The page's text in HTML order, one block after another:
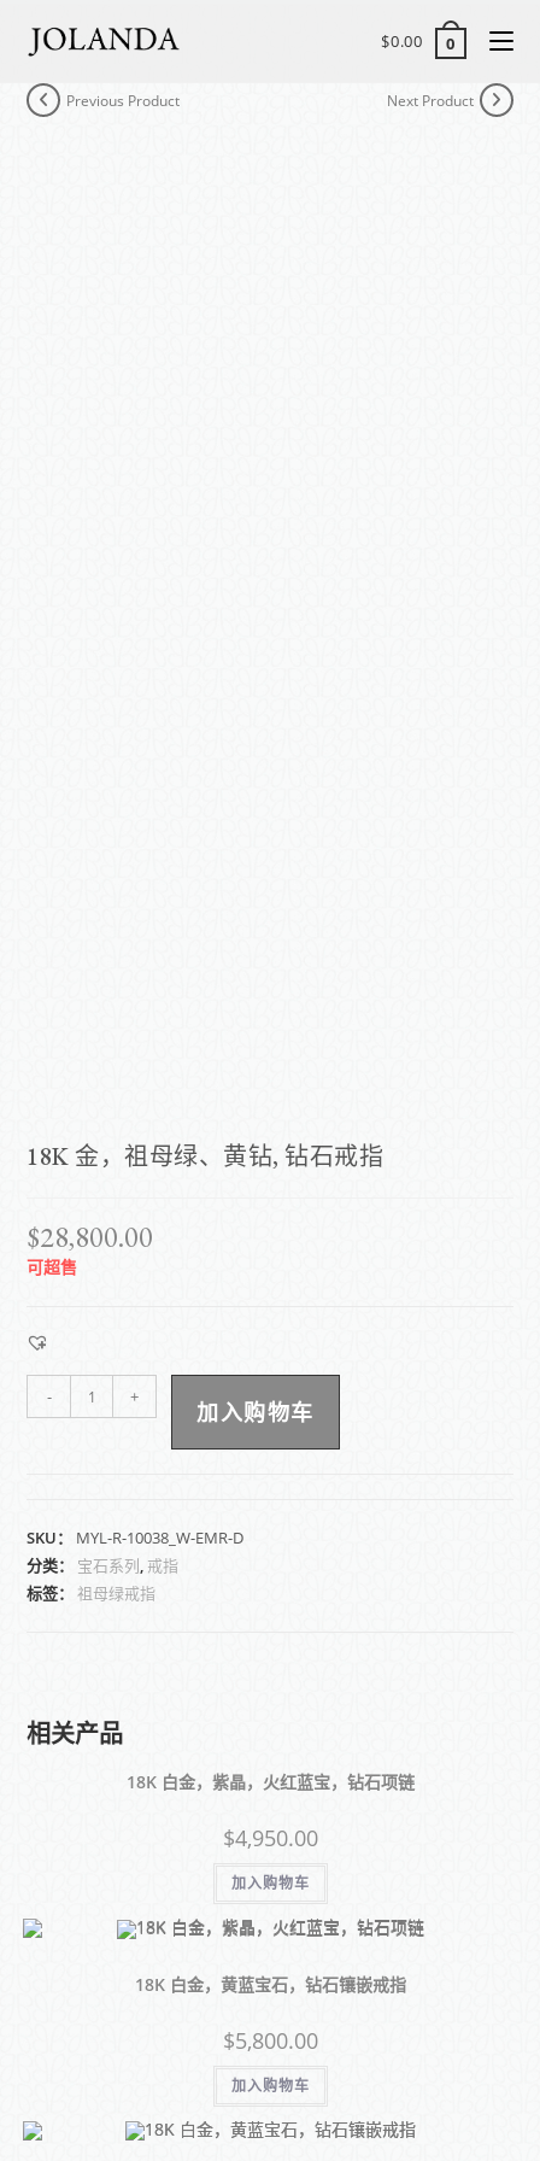
$0.00 0
Previous Product Next Product
18K 金，祖母绿、黄钻, 钻石戒指
$28,800.00
可超售
- +
加入购物车
SKU： MYL-R-10038_W-EMR-D
分类： 宝石系列 , 戒指
标签：祖母绿戒指
相关产品
18K 白金，紫晶，火红蓝宝，钻石项链
$4,950.00
加入购物车
18K 白金，黄蓝宝石，钻石镶嵌戒指
$5,800.00
加入购物车